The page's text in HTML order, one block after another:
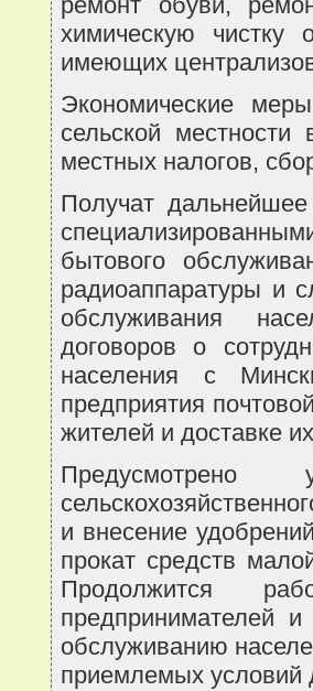
химическую чистку
имеющих
Экономические
сельской
местных налогов,
Получат
бытового
радиоаппаратуры и
обслуживания
договоров о
населения с
предприятия
жителей и доставке
Предусмотрено
и внесение
прокат средств
Продолжится
предпринимателей
обслуживанию
приемлемых условий